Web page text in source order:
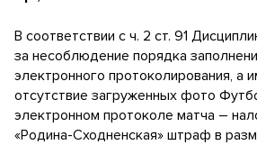
В соответствии с ч. 2 ст. 91
за несоблюдение порядка
электронного протоколирования, а
отсутствие загруженных фото
электронном протоколе матча –
«Родина-Сходненская» штраф в